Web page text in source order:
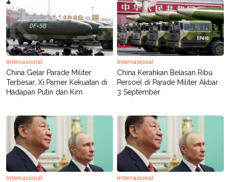
P
A
P
E
R
V
E
R
T
I
S
I
N
G
K
E
D
A
.
Internasional
China Gelar Parade Militer
Terbesar, Xi Pamer Kekuatan di
Hadapan Putin dan Kim
Internasional
China Kerahkan Belasan Ribu
Persoel di Parade Militer Akbar
3 September
Internasional Internasional